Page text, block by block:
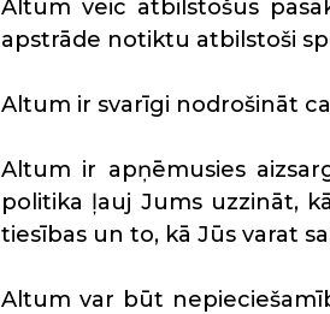
Altum veic atbilstošus
apstrāde notiktu atbilstoši
Altum ir svarīgi nodrošināt
Altum ir apņēmusies
politika ļauj Jums uzzināt,
tiesības un to, kā Jūs varat
Altum var būt